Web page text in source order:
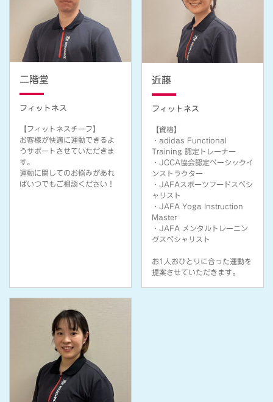
二階堂
フィットネス
【フィットネスチーフ】
お客様が快適に運動できるよ
うサポートさせていただきま
す。
運動に関してのお悩みがあれ
ばいつでもご相談ください！
近藤
フィットネス
【資格】
・adidas Functional
Training 認定トレーナー
・JCCA協会認定ベーシックイ
ンストラクター
・JAFAスポーツフードスペシ
ャリスト
・JAFA Yoga Instruction
Master
・JAFA メンタルトレーニン
グスペシャリスト
お1人おひとりに合った運動を
提案させていただきます。